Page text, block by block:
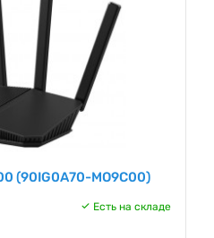
(90IG0A70-MO9C00)
Есть на складе